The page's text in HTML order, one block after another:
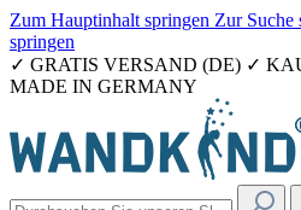
Zum Hauptinhalt springen Zur Suche
springen
✓ GRATIS VERSAND (DE) ✓
MADE IN GERMANY